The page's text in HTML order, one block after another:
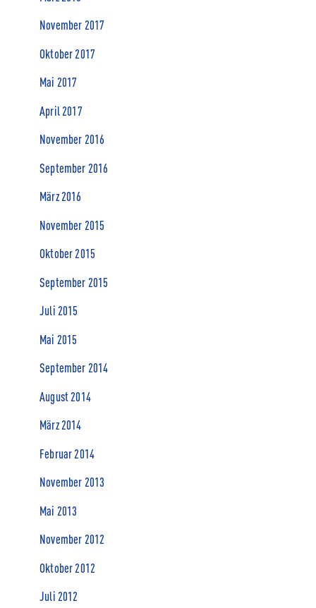
November 2017
Oktober 2017
Mai 2017
April 2017
November 2016
September 2016
März 2016
November 2015
Oktober 2015
September 2015
Juli 2015
Mai 2015
September 2014
August 2014
März 2014
Februar 2014
November 2013
Mai 2013
November 2012
Oktober 2012
Juli 2012